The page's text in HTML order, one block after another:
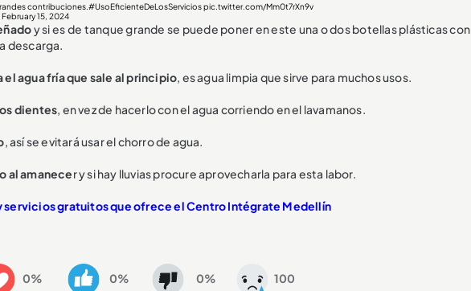
contribuciones. #UsoEficienteDeLosServicios pic.twitter.com/Mm0t7rXn9v
February 15, 2024
y si es de tanque grande se puede poner en este una o dos botellas plásticas con
descarga.
agua fría que sale al principio, es agua limpia que sirve para muchos usos.
dientes, en vez de hacerlo con el agua corriendo en el lavamanos.
, así se evitará usar el chorro de agua.
al amanecer y si hay lluvias procure aprovecharla para esta labor.
servicios gratuitos que ofrece el Centro Intégrate Medellín
0% 0% 0% 100